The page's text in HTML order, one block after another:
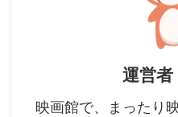
運営者
映画館で、まったり